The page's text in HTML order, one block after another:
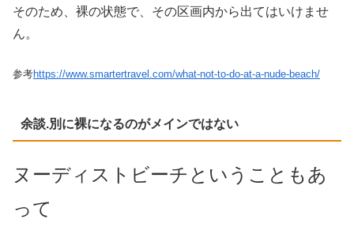
そのため、裸の状態で、その区画内から出てはいけませ
ん。
参考https://www.smartertravel.com/what-not-to-do-at-a-nude-beach/
余談.別に裸になるのがメインではない
ヌーディストビーチということもあ
って